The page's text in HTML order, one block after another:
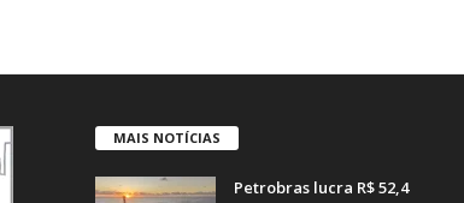
MAIS NOTÍCIAS
Petrobras lucra R$ 52,4